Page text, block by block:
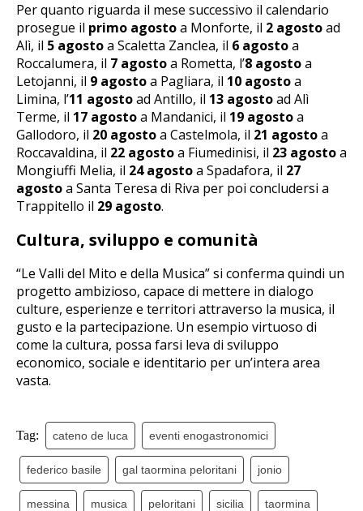
Per quanto riguarda il mese successivo il calendario
prosegue il primo agostoa Monforte, il 2 agostoad
Alì, il 5 agostoa Scaletta Zanclea, il 6 agostoa
Roccalumera, il 7 agostoa Rometta, l’8 agostoa
Letojanni, il 9 agostoa Pagliara, il 10 agostoa
Limina, l’11 agostoad Antillo, il 13 agostoad Alì
Terme, il 17 agostoa Mandanici, il 19 agostoa
Gallodoro, il 20 agostoa Castelmola, il 21 agostoa
Roccavaldina, il 22 agostoa Fiumedinisi, il 23 agostoa
Mongiuffi Melia, il 24 agostoa Spadafora, il 27
agostoa Santa Teresa di Riva per poi concludersi a
Trappitello il 29 agosto.
Cultura, sviluppo e comunità
“Le Valli del Mito e della Musica” si conferma quindi un
progetto ambizioso, capace di mettere in dialogo
culture, esperienze e territori attraverso la musica, il
gusto e la partecipazione. Un esempio virtuoso di
come la cultura, possa farsi leva di sviluppo
economico, sociale e identitario per un’intera area
vasta.
Tag: cateno de luca eventi enogastronomici
federico basile gal taormina peloritani jonio
messina musica peloritani sicilia taormina